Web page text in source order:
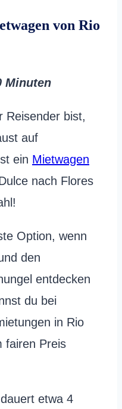
von Rio
Minuten
Reisender bist,
auf
ein Mietwagen
nach Flores
Option, wenn
den
entdecken
du bei
in Rio
fairen Preis
etwa 4